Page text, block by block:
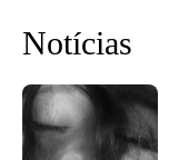
Notícias